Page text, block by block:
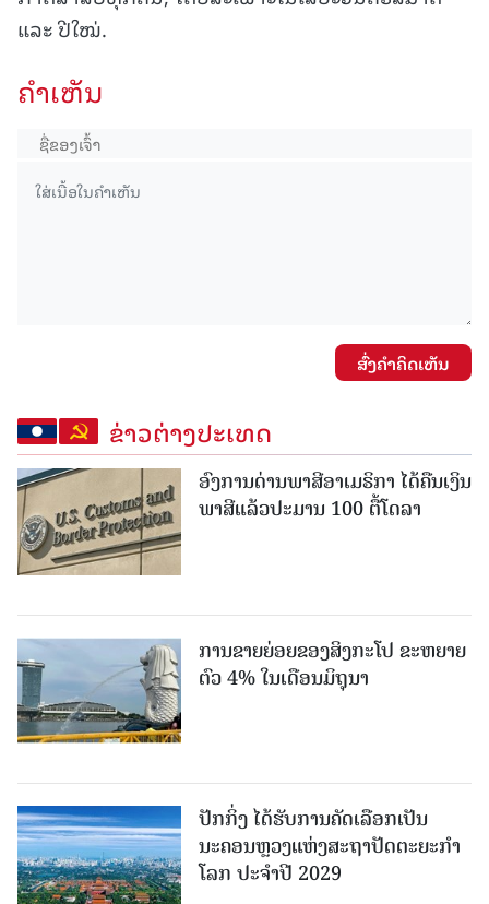
ແລະ ປີໃໝ່.
ຄໍາເຫັນ
ສົ່ງຄໍາຄິດເຫັນ
ຂ່າວຕ່າງປະເທດ
ອົງການດ່ານພາສີອາເມຣິກາ ໄດ້ຄືນເງິນ
ພາສີແລ້ວປະມານ 100 ຕື້ໂດລາ
ການຂາຍຍ່ອຍຂອງສິງກະໂປ ຂະຫຍາຍ
ຕົວ 4% ໃນເດືອນມິຖຸນາ
ປັກກິ່ງ ໄດ້ຮັບການຄັດເລືອກເປັນ
ນະຄອນຫຼວງແຫ່ງສະຖາປັດຕະຍະກຳ
ໂລກ ປະຈຳປີ 2029